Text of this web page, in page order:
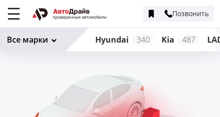
Позвонить
Hyundai 340 Kia 487
Все марки